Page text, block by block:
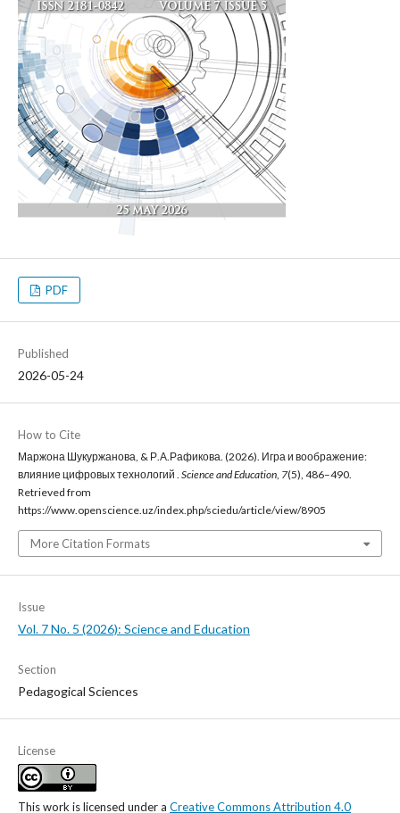
PDF
Published
2026-05-24
How to Cite
Маржона Шукуржанова, & Р.А.Рафикова. (2026). Игра и воображение:
влияние цифровых технологий . Science and Education, 7(5), 486–490.
Retrieved from
https://www.openscience.uz/index.php/sciedu/article/view/8905
More Citation Formats
Issue
Vol. 7 No. 5 (2026): Science and Education
Section
Pedagogical Sciences
License
This work is licensed under a Creative Commons Attribution 4.0